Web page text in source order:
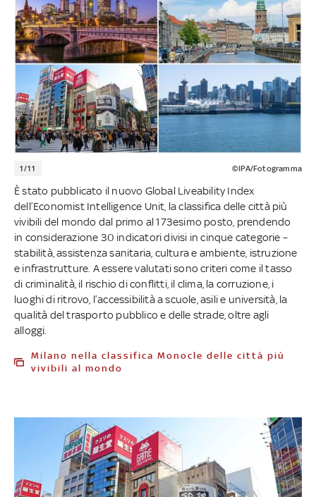
1/11 ©IPA/Fotogramma
È stato pubblicato il nuovo Global Liveability Index
dell’Economist Intelligence Unit, la classifica delle città più
vivibili del mondo dal primo al 173esimo posto, prendendo
in considerazione 30 indicatori divisi in cinque categorie –
stabilità, assistenza sanitaria, cultura e ambiente, istruzione
e infrastrutture. A essere valutati sono criteri come il tasso
di criminalità, il rischio di conflitti, il clima, la corruzione, i
luoghi di ritrovo, l’accessibilità a scuole, asili e università, la
qualità del trasporto pubblico e delle strade, oltre agli
alloggi.
Milano nella classifica Monocle delle città più
vivibili al mondo